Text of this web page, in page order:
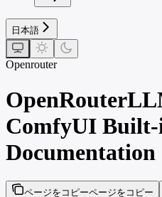
日本語
Openrouter
ComfyUI Built-
Documentation
ページをコピーページをコピー